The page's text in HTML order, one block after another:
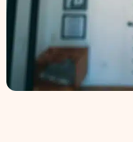
Migracija
Redakcija
Apie mus